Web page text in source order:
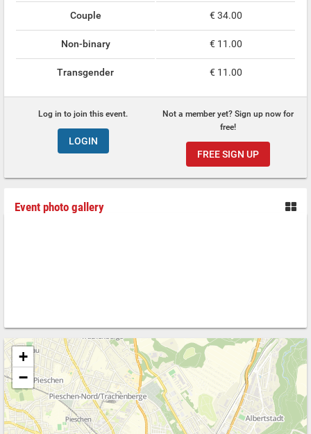
Couple € 34.00
Non-binary € 11.00
Transgender € 11.00
Log in to join this event.
LOGIN
Not a member yet? Sign up now for
free!
FREE SIGN UP
Event photo gallery
+
−